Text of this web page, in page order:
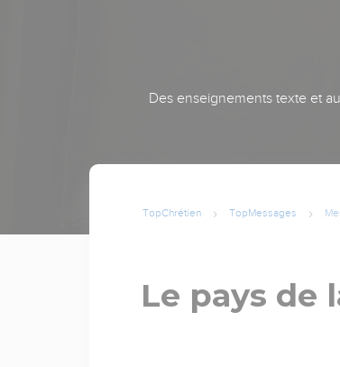
Des enseignements texte et
TopChrétien TopMessages
Le pays de